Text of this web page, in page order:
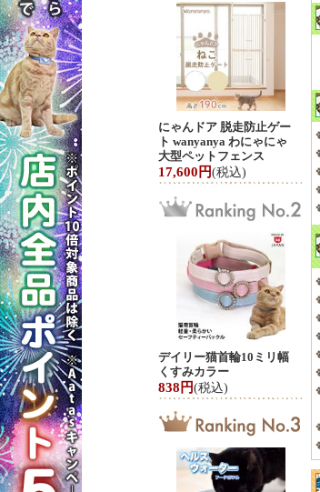
にゃんドア 脱走防止ゲー
ト wanyanya わにゃにゃ
大型ペットフェンス
17,600円(税込)
デイリー猫首輪10ミリ幅
くすみカラー
838円(税込)